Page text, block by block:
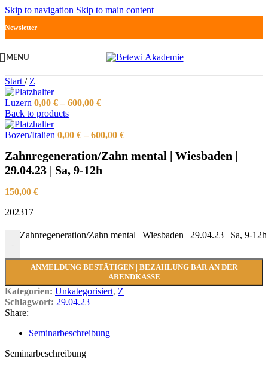
Skip to navigation Skip to main content
Newsletter
MENU
Start / Z
Luzern 0,00 € – 600,00 €
Back to products
Bozen/Italien 0,00 € – 600,00 €
Zahnregeneration/Zahn mental | Wiesbaden |
29.04.23 | Sa, 9-12h
150,00 €
202317
-
Zahnregeneration/Zahn mental | Wiesbaden | 29.04.23 | Sa, 9-
ANMELDUNG BESTÄTIGEN | BEZAHLUNG BAR AN DER
ABENDKASSE
Kategorien: Unkategorisiert, Z
Schlagwort: 29.04.23
Share:
Seminarbeschreibung
Seminarbeschreibung